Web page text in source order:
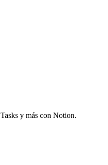
y más con Notion.